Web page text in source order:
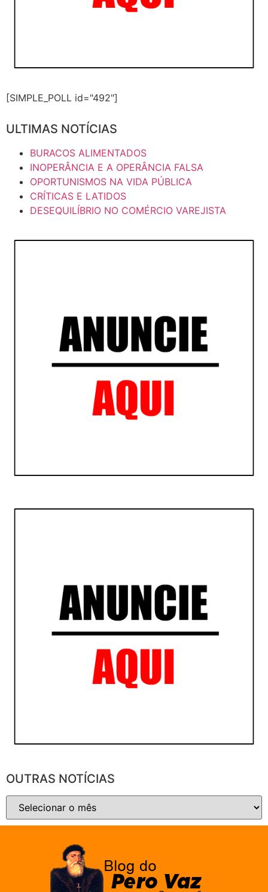
[SIMPLE_POLL id="492"]
ULTIMAS NOTÍCIAS
BURACOS ALIMENTADOS
INOPERÂNCIA E A OPERÂNCIA FALSA
OPORTUNISMOS NA VIDA PÚBLICA
CRÍTICAS E LATIDOS
DESEQUILÍBRIO NO COMÉRCIO VAREJISTA
OUTRAS NOTÍCIAS